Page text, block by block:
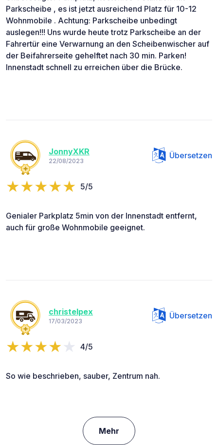
Parkscheibe , es ist jetzt ausreichend Platz für 10-12
Wohnmobile . Achtung: Parkscheibe unbedingt
auslegen!!! Uns wurde heute trotz Parkscheibe an der
Fahrertür eine Verwarnung an den Scheibenwischer auf
der Beifahrerseite gehelftet nach 30 min. Parken!
Innenstadt schnell zu erreichen über die Brücke.
JonnyXKR
22/08/2023
Übersetzen
5/5
Genialer Parkplatz 5min von der Innenstadt entfernt,
auch für große Wohnmobile geeignet.
christelpex
17/03/2023
Übersetzen
4/5
So wie beschrieben, sauber, Zentrum nah.
Mehr